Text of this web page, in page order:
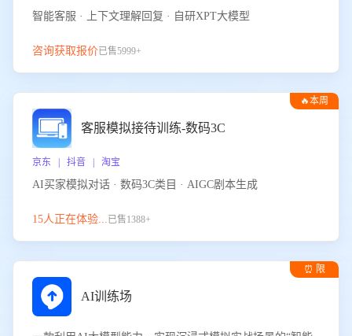
智能客服 · 上下文理解回复 · 自研XPT大模型
咨询获取报价已售5999+
🔥本周
客服模拟接待训练-数码3C
京东 | 抖音 | 淘宝
AI买家模拟对话 · 数码3C类目 · AIGC剧本生成
15人正在体验...已售1388+
⏰ 限
AI训练场